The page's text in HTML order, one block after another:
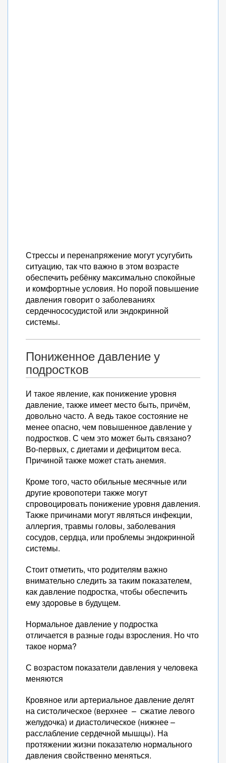
Стрессы и перенапряжение могут усугубить
ситуацию, так что важно в этом возрасте
обеспечить ребёнку максимально спокойные
и комфортные условия. Но порой повышение
давления говорит о заболеваниях
сердечнососудистой или эндокринной
системы.
Пониженное давление у
подростков
И такое явление, как понижение уровня
давление, также имеет место быть, причём,
довольно часто. А ведь такое состояние не
менее опасно, чем повышенное давление у
подростков. С чем это может быть связано?
Во-первых, с диетами и дефицитом веса.
Причиной также может стать анемия.
Кроме того, часто обильные месячные или
другие кровопотери также могут
спровоцировать понижение уровня давления.
Также причинами могут являться инфекции,
аллергия, травмы головы, заболевания
сосудов, сердца, или проблемы эндокринной
системы.
Стоит отметить, что родителям важно
внимательно следить за таким показателем,
как давление подростка, чтобы обеспечить
ему здоровье в будущем.
Нормальное давление у подростка
отличается в разные годы взросления. Но что
такое норма?
С возрастом показатели давления у человека
меняются
Кровяное или артериальное давление делят
на систолическое (верхнее – сжатие левого
желудочка) и диастолическое (нижнее –
расслабление сердечной мышцы). На
протяжении жизни показателю нормального
давления свойственно меняться.